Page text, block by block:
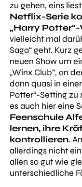
zu gehen, eins
Netflix-Serie
„Harry
vielleicht mal
Saga“ geht. Kurz
neuen Show um
„Winx Club“, an
dann quasi in
Potter“-Setting zu
es auch hier eine
Feenschule
lernen, ihre
kontrollieren.
allerdings nicht
allen so gut wie
unterschiedliche